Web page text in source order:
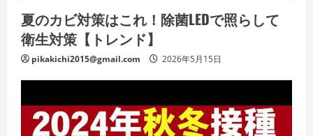
夏のカビ対策はこれ！除菌LEDで照らして
衛生対策【トレンド】
pikakichi2015@gmail.com 2026年5月15日